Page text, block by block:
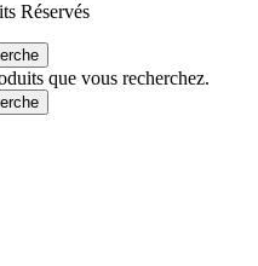
Réservés
que vous recherchez.